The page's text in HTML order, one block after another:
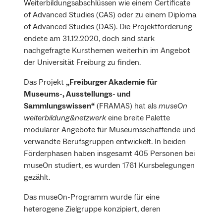
Weiterbildungsabschlüssen wie einem Certificate
of Advanced Studies (CAS) oder zu einem Diploma
of Advanced Studies (DAS). Die Projektförderung
endete am 31.12.2020, doch sind stark
nachgefragte Kursthemen weiterhin im Angebot
der Universität Freiburg zu finden.
Das Projekt „Freiburger Akademie für
Museums-, Ausstellungs- und
Sammlungswissen“ (FRAMAS) hat als museOn
weiterbildung&netzwerkeine breite Palette
modularer Angebote für Museumsschaffende und
verwandte Berufsgruppen entwickelt. In beiden
Förderphasen haben insgesamt 405 Personen bei
museOn studiert, es wurden 1761 Kursbelegungen
gezählt.
Das museOn-Programm wurde für eine
heterogene Zielgruppe konzipiert, deren